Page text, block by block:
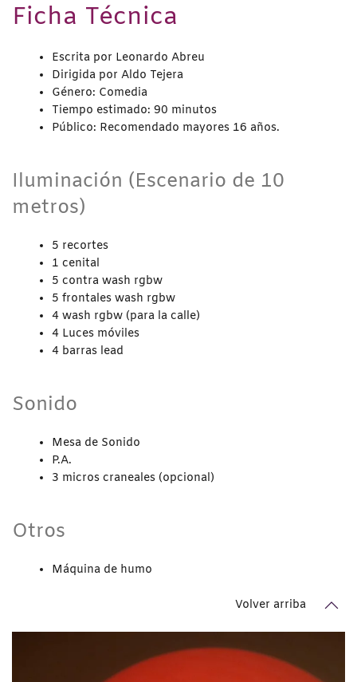
Ficha Técnica
Escrita por Leonardo Abreu
Dirigida por Aldo Tejera
Género: Comedia
Tiempo estimado: 90 minutos
Público: Recomendado mayores 16 años.
Iluminación (Escenario de 10
metros)
5 recortes
1 cenital
5 contra wash rgbw
5 frontales wash rgbw
4 wash rgbw (para la calle)
4 Luces móviles
4 barras lead
Sonido
Mesa de Sonido
P.A.
3 micros craneales (opcional)
Otros
Máquina de humo
Volver arriba